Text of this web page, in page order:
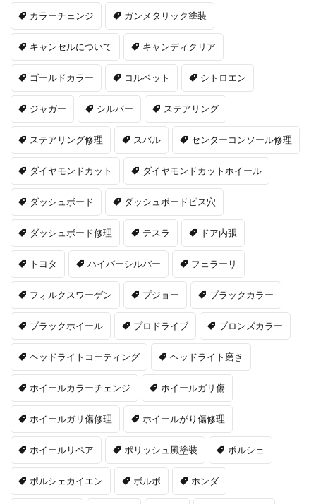
カラーチェンジ ガンメタリック塗装
キャンセルについて キャンディクリア
ゴールドカラー コルベット シトロエン
ジャガー シルバー ステアリング
ステアリング修理 スバル センターコンソール修理
ダイヤモンドカット ダイヤモンドカットホイール
ダッシュボード ダッシュボードビス穴
ダッシュボード修理 テスラ ドア内張
トヨタ ハイパーシルバー フェラーリ
フォルクスワーゲン プジョー ブラックカラー
ブラックホイール プロドライブ ブロンズカラー
ヘッドライトコーティング ヘッドライト磨き
ホイールカラーチェンジ ホイールガリ傷
ホイールガリ傷修理 ホイールがり傷修理
ホイールリペア ポリッシュ風塗装 ポルシェ
ポルシェカイエン ボルボ ホンダ